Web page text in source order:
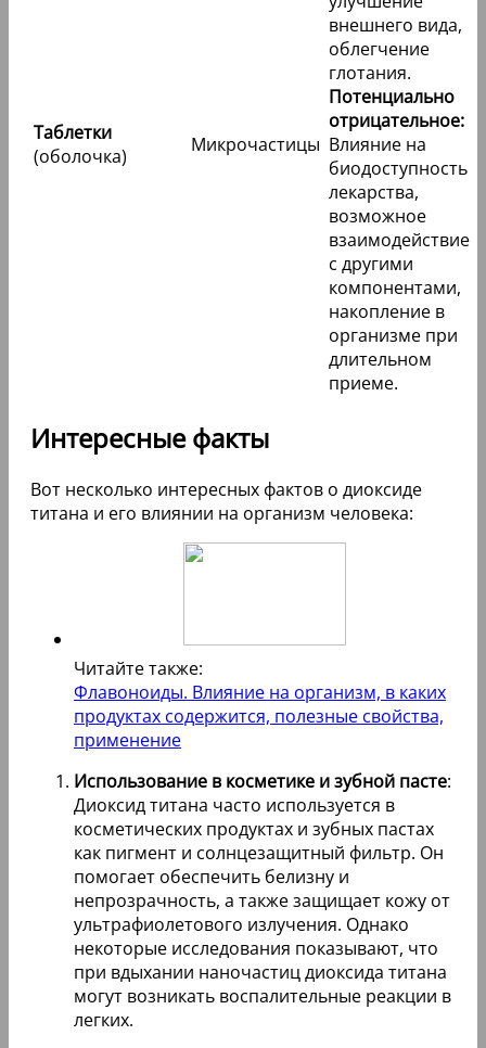
Таблетки
(оболочка)
Микрочастицы
внешнего вида,
облегчение
глотания.
Потенциально
отрицательное:
Влияние на
биодоступность
лекарства,
возможное
взаимодействие
с другими
компонентами,
накопление в
организме при
длительном
приеме.
Интересные факты
Вот несколько интересных фактов о диоксиде
титана и его влиянии на организм человека:
Читайте также:
Флавоноиды. Влияние на организм, в каких
продуктах содержится, полезные свойства,
применение
Использование в косметике и зубной пасте:
Диоксид титана часто используется в
косметических продуктах и зубных пастах
как пигмент и солнцезащитный фильтр. Он
помогает обеспечить белизну и
непрозрачность, а также защищает кожу от
ультрафиолетового излучения. Однако
некоторые исследования показывают, что
при вдыхании наночастиц диоксида титана
могут возникать воспалительные реакции в
легких.